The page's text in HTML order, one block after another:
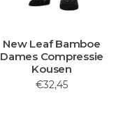
New Leaf Bamboe
Dames Compressie
Kousen
€32,45